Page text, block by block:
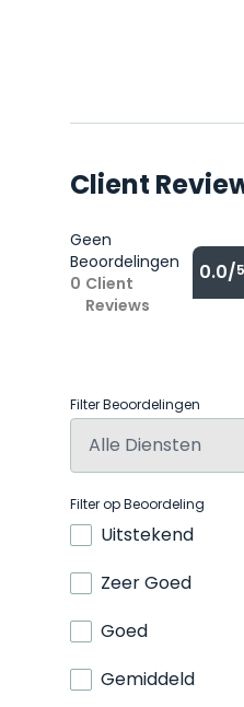
Client
Geen
Beoordelingen
0 Client
Reviews
0.0/5
Filter Beoordelingen
Filter op Beoordeling
Uitstekend
Zeer Goed
Goed
Gemiddeld